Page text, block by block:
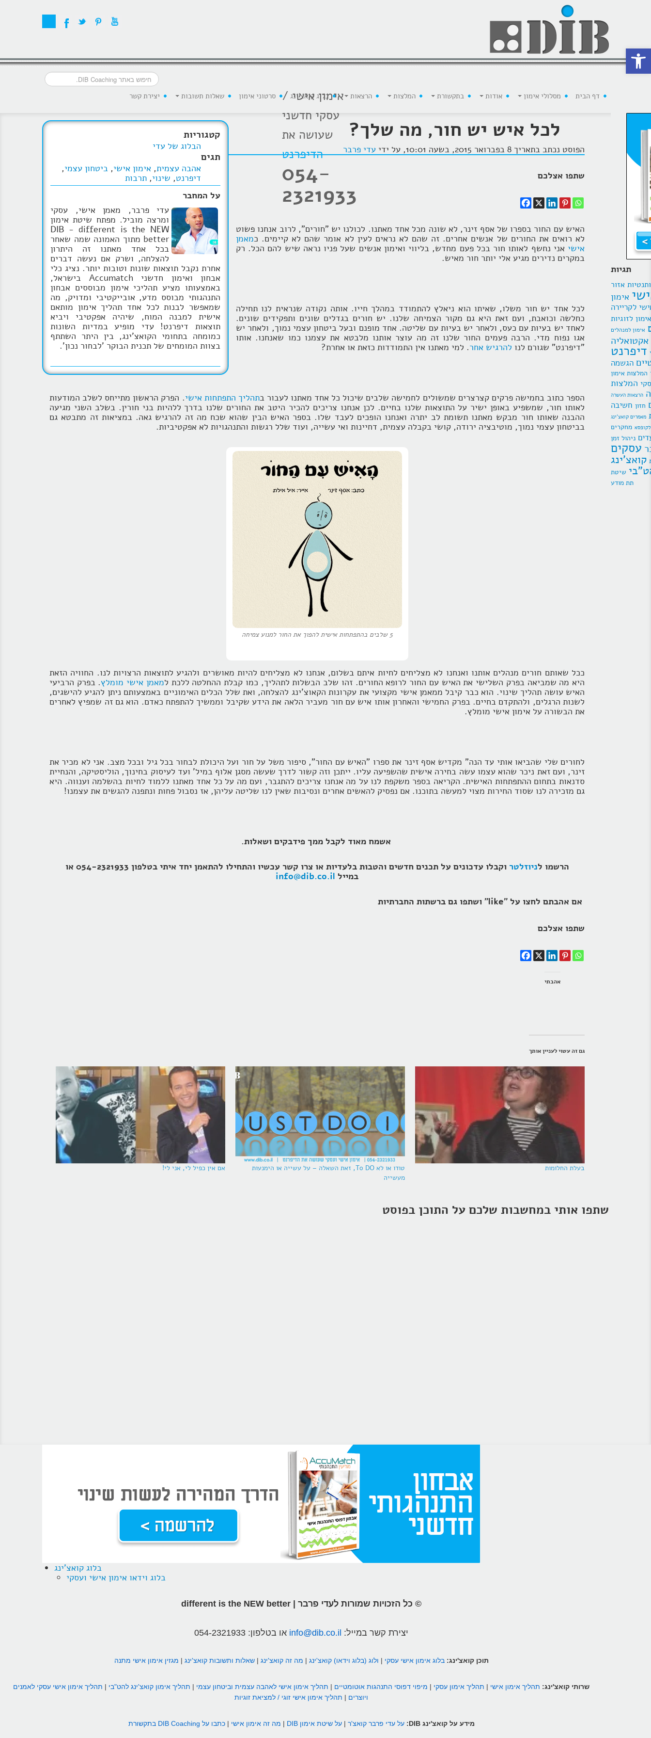
אימון אישי /
עסקי חדשני
שעושה את
הדיפרנט
054-
2321933
דף הבית מסלולי אימון אודות בתקשורת המלצות הרצאות בלוג קואצ'ינג סרטוני אימון שאלות תשובות יצירת קשר
תגיות
אזור
אימון
לקריירה
אימון לזוגיות
אימון למנהלים
אקטואליה
דיפרנט
הגשמה
המלצות אימון
המלצות
הרצאות העשרה
חזון חשיבה
מאמרים קואצ'ינג
מחקרים
ניהול זמן
עסקים
קואצ'ינג
תת מודע
קטגוריות
הבלוג של עדי
תגים
אהבה עצמית, אימון אישי, ביטחון עצמי,
דיפרנט, שינוי, תרבות
על המחבר
עדי פרבר, מאמן אישי, עסקי
ומרצה מוביל. מפתח שיטת אימון
DIB - different is the NEW
better מתוך האמונה שמה שאחר
בכל אחד מאתנו זה היתרון
להצלחה, ושרק אם נעשה דברים
אחרת נקבל תוצאות שונות וטובות יותר. נציג כלי
אבחון ואימון חדשני Accumatch בישראל,
באמצעותו מציע תהליכי אימון מבוססים אבחון
התנהגותי מבוסס מדע, אובייקטיבי ומדויק, מה
שמאפשר לבנות לכל אחד תהליך אימון מותאם
אישית למבנה המוח, שיהיה אפקטיבי ויביא
תוצאות דיפרנט! עדי מופיע במדיות השונות
כמומחה בתחומי הקואצ'ינג, בין היתר השתתף
בצוות המומחים של תכנית הבוקר 'לבחור נכון'.
לכל איש יש חור, מה שלך?
הפוסט נכתב בתאריך 8 בפברואר 2015, בשעה 10:01, על ידי עדי פרבר
שתפו אצלכם
האיש עם החור בספרו של אסף זינר, לא שונה מכל אחד מאתנו. לכולנו יש "חורים", לרוב אנחנו פשוט
לא רואים את החורים של אנשים אחרים. זה שהם לא נראים לעין לא אומר שהם לא קיימים. כמאמן
אישי אני נחשף לאותו חור בכל פעם מחדש, בליווי ואימון אנשים שעל פניו נראה שיש להם הכל. רק
במקרים נדירים מגיע אלי יותר חור מאיש.
לכל אחד יש חור משלו, שאיתו הוא ניאלץ להתמודד במהלך חייו. אותה נקודה שנראית לנו תחילה
כחלשה וכואבת, ועם זאת היא גם מקור הצמיחה שלנו. יש חורים בגדלים שונים ותפקידים שונים.
לאחד יש בעיות עם כעס, ולאחר יש בעיות עם שליטה. אחד מופנם ובעל ביטחון עצמי נמוך, ולאחר יש
אגו נפוח מדי. הרבה פעמים החור שלנו זה מה עוצר אותנו מלבטא את עצמנו כמו שאנחנו. אותו
"דיפרנט" שגורם לנו להרגיש אחר. למי מאתנו אין התמודדות כזאת או אחרת?
הספר כתוב בחמישה פרקים קצרצרים שמשולים לחמישה שלבים שיכול כל אחד מאתנו לעבור בתהליך התפתחות אישי. הפרק הראשון מתייחס לשלב המודעות
לאותו חור, שמשפיע באופן ישיר על התוצאות שלנו בחיים. לכן אנחנו צריכים להכיר היטב את החורים שלנו בדרך ללהיות בני חורין. בשלב השני מגיעה
ההבנה שאותו חור מבקש מאתנו תשומת לב יתרה ואנחנו הופכים לעבד שלו. בספר האיש הבין שהוא שכח מה זה להרגיש גאה. במציאות זה מתבטא גם
בביטחון עצמי נמוך, מוטיבציה ירודה, קושי בקבלה עצמית, דחיינות ואי עשייה, ועוד שלל רגשות והתנהגויות לא אפקטיביות.
5 שלבים בהתפתחות אישית להפוך את החור למנוע צמיחה
ככל שאותם חורים מנהלים אותנו ואנחנו לא מצליחים לחיות איתם בשלום, אנחנו לא מצליחים להיות מאושרים ולהגיע לתוצאות הרצויות לנו. החוויה הזאת
היא מה שמביאה בפרק השלישי את האיש עם החור לרופא החורים. זהו שלב הבשלות לתהליך, כמו קבלת ההחלטה ללכת למאמן אישי מומלץ. בפרק הרביעי
האיש עושה תהליך שינוי. הוא כבר קיבל ממאמן אישי מקצועי את עקרונות הקאוצ'ינג להצלחה, ואת שלל הכלים האימוניים באמצעותם ניתן להגיע להישגים,
לשנות הרגלים, ולהתקדם בחיים. בפרק החמישי והאחרון אותו איש עם חור מעביר הלאה את הידע שקיבל וממשיך להתפתח כאדם. הוא גם זה שמפיץ לאחרים
את הבשורה על אימון אישי מומלץ.
לחורים שלי שהביאו אותי עד הנה" מקדיש אסף זינר את ספרו "האיש עם החור", סיפור משל על חור ועל היכולת לבחור בכל גיל ובכל מצב. אני לא מכיר את
זינר, ועם זאת ניכר שהוא עצמו עשה בחירה אישית שהשפיעה עליו. ייתכן וזה קשור לדרך שעשה מסגן אלוף במיל' ועד לעיסוק בחינוך, הוליסטיקה, והנחיית
סדנאות בתחום ההתפתחות האישית. הקריאה בספר משקפת לנו על מה אנחנו צריכים להתגבר, ועם מה על כל אחד מאתנו ללמוד לחיות בהשלמה וענווה. היא
גם מזכירה לנו שסוד החירות מצוי למעשה בתוכנו. אם נפסיק להאשים אחרים ונסיבות שאין לנו שליטה עליהן, אז נסבול פחות ונתפנה להגשים את עצמנו!
אשמח מאוד לקבל ממך פידבקים ושאלות.
הרשמו לניוזלטר
וקבלו עדכונים על תכנים חדשים והטבות בלעדיות או צרו קשר עכשיו והתחילו להתאמן יחד איתי בטלפון 054-2321933 או
במייל info@dib.co.il
אם אהבתם לחצו על "like" ושתפו גם ברשתות החברתיות
שתפו אצלכם
אהבתי
גם זה עשוי לעניין אותך
בעלת החלומות
טודו או לא To DO, זאת השאלה – על עשייה או הימנעות
מעשייה
אם אין כפיל לי, אני לי!
שתפו אותי במחשבות שלכם על התוכן בפוסט
בלוג קואצ'ינג
בלוג וידאו אימון אישי ועסקי
© כל הזכויות שמורות לעדי פרבר | different is the NEW better
יצירת קשר במייל: info@dib.co.il או בטלפון: 054-2321933
תוכן קואצ'ינג: בלוג אימון אישי עסקי | ולוג (בלוג וידאו) קואצ'ינג | מה זה קואצ'ינג |שאלות ותשובות קואצ'ינג | מגזין אימון אישי מתנה
שרותי קואצ'ינג: תהליך אימון אישי | תהליך אימון עסקי | מיפוי דפוסי התנהגות אוטומטיים | תהליך אימון אישי לאהבה עצמית וביטחון עצמי | תהליך אימון קואצ'ינג להט"בי | תהליך אימון אישי עסקי לאמנים
ויוצרים | תהליך אימון אישי זוגי / למציאת זוגיות
מידע על קואצ'ינג DIB: על עדי פרבר קואצ'ר |על שיטת אימון DIB | מה זה אימון אישי |כתבו על DIB Coaching בתקשורת